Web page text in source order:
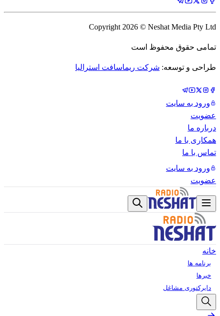
Copyright 2026 © Neshat Media Pty Ltd
تمامی حقوق محفوظ است
طراحی و توسعه: شرکت ریماسافت استرالیا
ورود به سایت
عضویت
درباره ما
همکاری با ما
تماس با ما
ورود به سایت
عضویت
خانه
برنامه ها
خبرها
دایرکتوری مشاغل